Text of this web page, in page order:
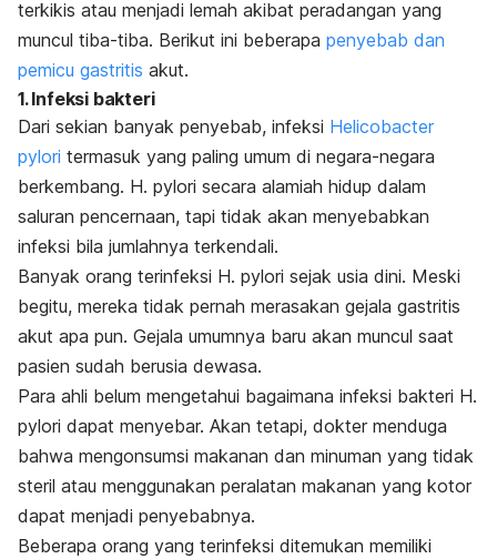
terkikis atau menjadi lemah akibat peradangan yang
muncul tiba-tiba. Berikut ini beberapa penyebab dan
pemicu gastritis akut.
1. Infeksi bakteri
Dari sekian banyak penyebab, infeksi Helicobacter
pylori termasuk yang paling umum di negara-negara
berkembang. H. pylori secara alamiah hidup dalam
saluran pencernaan, tapi tidak akan menyebabkan
infeksi bila jumlahnya terkendali.
Banyak orang terinfeksi H. pylori sejak usia dini. Meski
begitu, mereka tidak pernah merasakan gejala gastritis
akut apa pun. Gejala umumnya baru akan muncul saat
pasien sudah berusia dewasa.
Para ahli belum mengetahui bagaimana infeksi bakteri H.
pylori dapat menyebar. Akan tetapi, dokter menduga
bahwa mengonsumsi makanan dan minuman yang tidak
steril atau menggunakan peralatan makanan yang kotor
dapat menjadi penyebabnya.
Beberapa orang yang terinfeksi ditemukan memiliki